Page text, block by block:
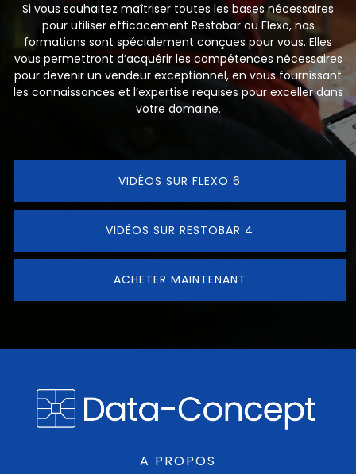
Si vous souhaitez maîtriser toutes les bases nécessaires
pour utiliser efficacement Restobar ou Flexo, nos
formations sont spécialement conçues pour vous. Elles
vous permettront d’acquérir les compétences nécessaires
pour devenir un vendeur exceptionnel, en vous fournissant
les connaissances et l’expertise requises pour exceller dans
votre domaine.
VIDÉOS SUR FLEXO 6
VIDÉOS SUR RESTOBAR 4
ACHETER MAINTENANT
A PROPOS